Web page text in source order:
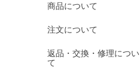
商品について
注文について
返品・交換・修理につい
て